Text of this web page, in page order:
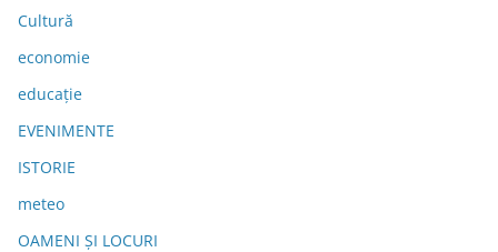
Cultură
economie
educație
EVENIMENTE
ISTORIE
meteo
OAMENI ȘI LOCURI